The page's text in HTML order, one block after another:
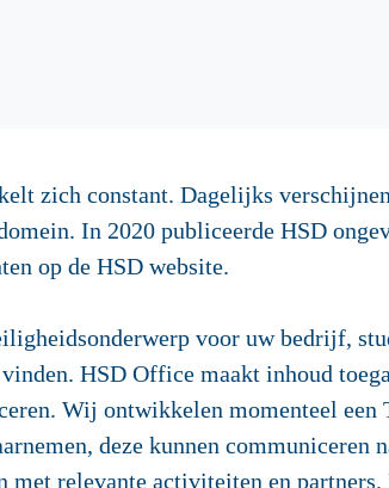
zich constant. Dagelijks
In 2020 publiceerde HSD
op de HSD website.
voor uw bedrijf,
HSD Office maakt inhoud
Wij ontwikkelen momenteel
deze kunnen communiceren
met relevante activiteiten en